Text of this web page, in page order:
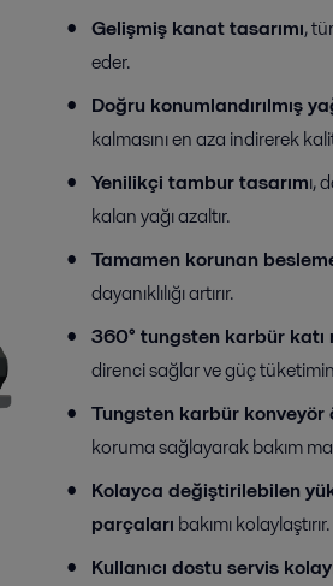
Gelişmiş kanat tasarımı,
eder.
Doğru konumlandırılmış
kalmasını en aza indirerek
Yenilikçi tambur tasarımı,
kalan yağı azaltır.
Tamamen korunan
dayanıklılığı artırır.
360° tungsten karbür katı
direnci sağlar ve güç
Tungsten karbür konveyör
koruma sağlayarak bakım
Kolayca değiştirilebilen
parçaları bakımı kolaylaştırır.
Kullanıcı dostu servis